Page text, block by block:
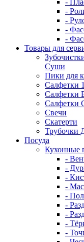
-
-
-
-
Товары для
Суши
Пики для
Салфетки
Салфетки
Салфетки
Свечи
Скатерти
Трубочки
Посуда
Кухонные
-
-
-
-
-
-
-
-
-